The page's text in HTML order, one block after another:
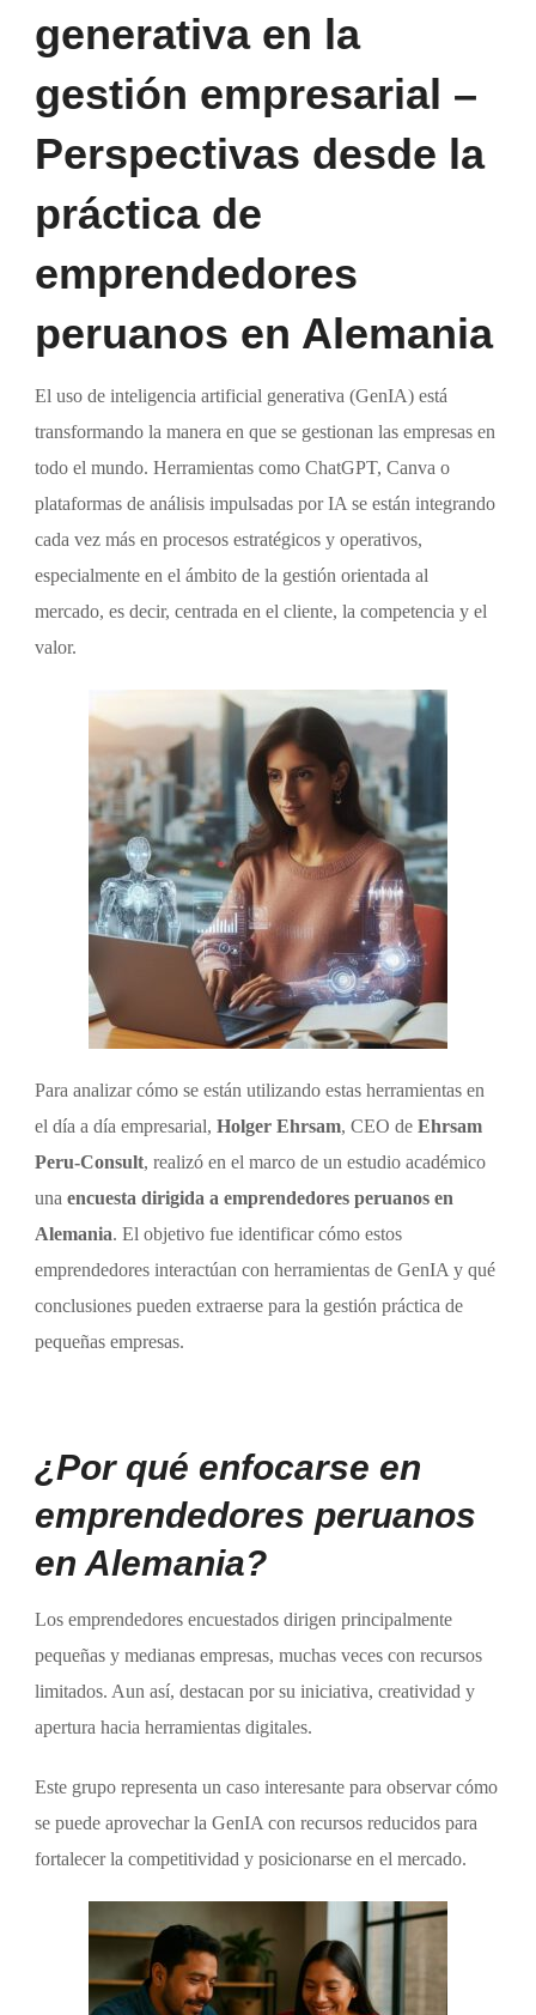
generativa en la
gestión empresarial –
Perspectivas desde la
práctica de
emprendedores
peruanos en Alemania
El uso de inteligencia artificial generativa (GenIA) está
transformando la manera en que se gestionan las empresas en
todo el mundo. Herramientas como ChatGPT, Canva o
plataformas de análisis impulsadas por IA se están integrando
cada vez más en procesos estratégicos y operativos,
especialmente en el ámbito de la gestión orientada al
mercado, es decir, centrada en el cliente, la competencia y el
valor.
Para analizar cómo se están utilizando estas herramientas en
el día a día empresarial,Holger Ehrsam, CEO deEhrsam
Peru-Consult, realizó en el marco de un estudio académico
unaencuesta dirigida a emprendedores peruanos en
Alemania. El objetivo fue identificar cómo estos
emprendedores interactúan con herramientas de GenIA y qué
conclusiones pueden extraerse para la gestión práctica de
pequeñas empresas.
¿Por qué enfocarse en
emprendedores peruanos
en Alemania?
Los emprendedores encuestados dirigen principalmente
pequeñas y medianas empresas, muchas veces con recursos
limitados. Aun así, destacan por su iniciativa, creatividad y
apertura hacia herramientas digitales.
Este grupo representa un caso interesante para observar cómo
se puede aprovechar la GenIA con recursos reducidos para
fortalecer la competitividad y posicionarse en el mercado.